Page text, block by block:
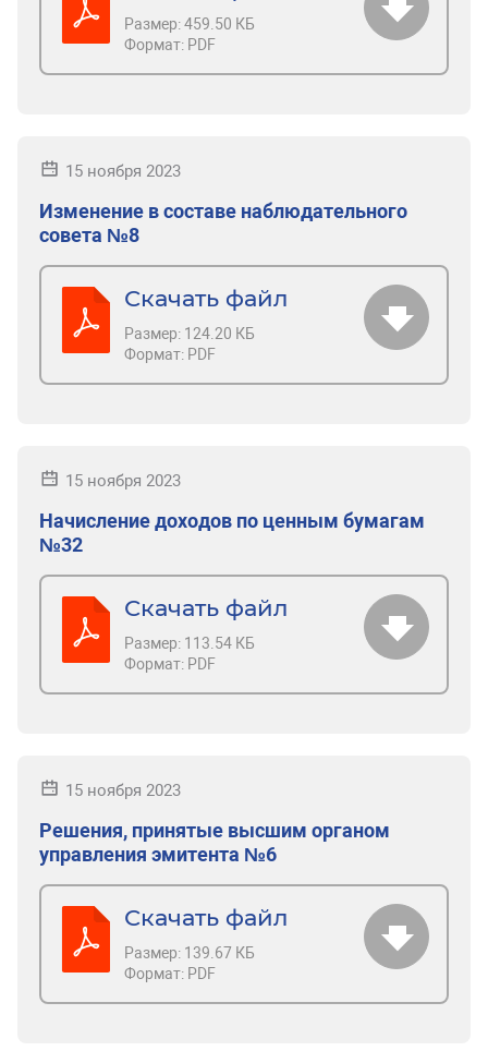
Размер:459.50 КБ
Формат: PDF
15 ноября 2023
Изменение в составе наблюдательного
совета №8
Скачать файл
Размер: 124.20 КБ
Формат: PDF
15 ноября 2023
Начисление доходов по ценным бумагам
№32
Скачать файл
Размер: 113.54 КБ
Формат: PDF
15 ноября 2023
Решения, принятые высшим органом
управления эмитента №6
Скачать файл
Размер: 139.67 КБ
Формат: PDF